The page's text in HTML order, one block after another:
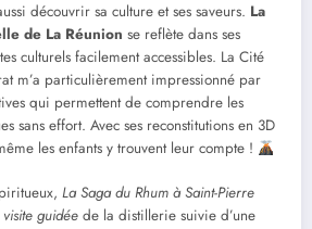
découvrir sa culture et ses saveurs. La
de La Réunion se reflète dans ses
culturels facilement accessibles. La Cité
m’a particulièrement impressionné par
qui permettent de comprendre les
sans effort. Avec ses reconstitutions en 3D
les enfants y trouvent leur compte !
La Saga du Rhum à Saint-Pierre
guidée de la distillerie suivie d’une